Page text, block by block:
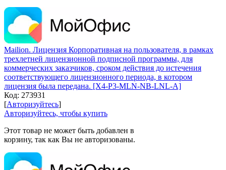
Mailion. Лицензия Корпоративная на пользователя, в рамках
трехлетней лицензионной подписной программы, для
коммерческих заказчиков, сроком действия до истечения
соответствующего лицензионного периода, в котором
лицензия была передана. [X4-P3-MLN-NB-LNL-A]
Код: 273931
[Авторизуйтесь]
Авторизуйтесь, чтобы купить
Этот товар не может быть добавлен в
корзину, так как Вы не авторизованы.